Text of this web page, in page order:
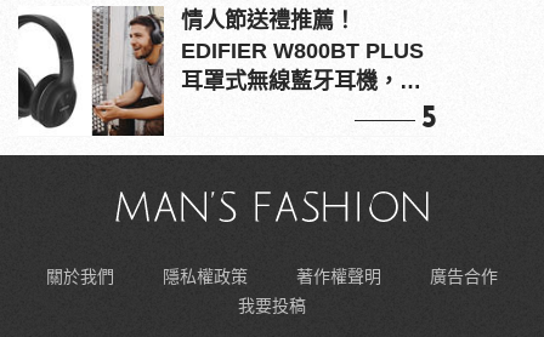
情人節送禮推薦！
EDIFIER W800BT PLUS
耳罩式無線藍牙耳機，在
5
關於我們 隱私權政策 著作權聲明
廣告合作
我要投稿